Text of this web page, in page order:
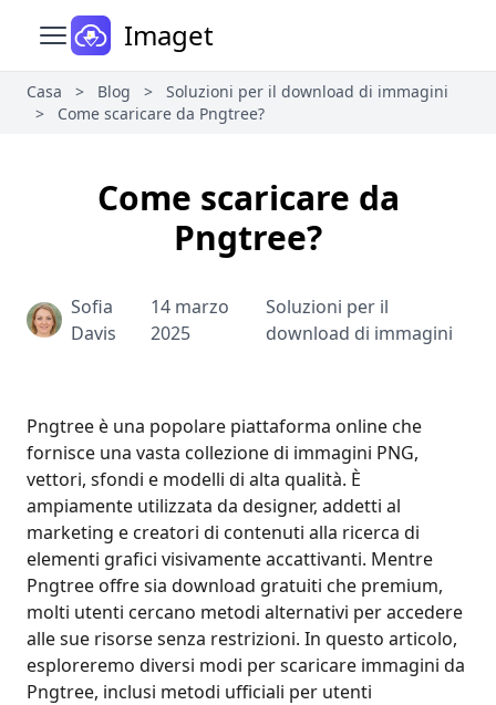
Apri il menu principale
Imaget
Casa > Blog >
Soluzioni per il download di immagini
>
Come scaricare da Pngtree?
Come scaricare da
Pngtree?
Sofia
Davis
14 marzo
2025
Soluzioni per il
download di immagini
Pngtree è una popolare piattaforma online che
fornisce una vasta collezione di immagini PNG,
vettori, sfondi e modelli di alta qualità. È
ampiamente utilizzata da designer, addetti al
marketing e creatori di contenuti alla ricerca di
elementi grafici visivamente accattivanti. Mentre
Pngtree offre sia download gratuiti che premium,
molti utenti cercano metodi alternativi per accedere
alle sue risorse senza restrizioni. In questo articolo,
esploreremo diversi modi per scaricare immagini da
Pngtree, inclusi metodi ufficiali per utenti